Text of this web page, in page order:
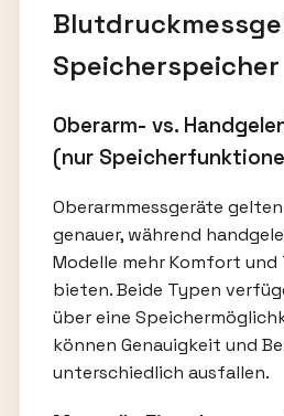
Speicherspeicher
Oberarm- vs.
(nur
Oberarmmessgeräte
genauer, während
Modelle mehr Komfort
bieten. Beide Typen
über eine
können Genauigkeit und
unterschiedlich ausfallen.